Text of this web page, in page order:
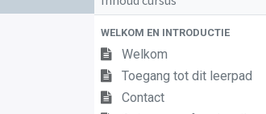
WELKOM EN INTRODUCTIE
Welkom
Toegang tot dit leerpad
Contact